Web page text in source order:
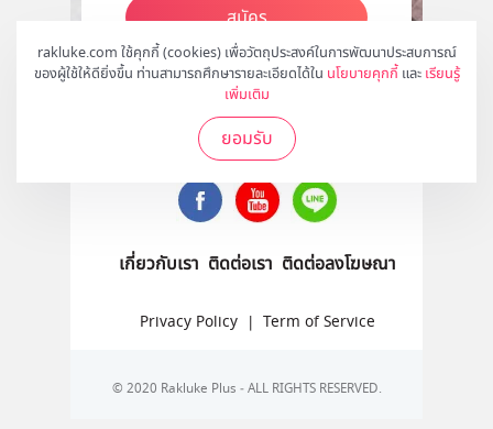
rakluke.com ใช้คุกกี้ (cookies) เพื่อวัตถุประสงค์ในการพัฒนาประสบการณ์
ของผู้ใช้ให้ดียิ่งขึ้น ท่านสามารถศึกษารายละเอียดได้ใน นโยบายคุกกี้ และ เรียนรู้
เพิ่มเติม
ยอมรับ
สมัคร
ติดตามเราได้ที่
เกี่ยวกับเรา ติดต่อเรา ติดต่อลงโฆษณา
Privacy Policy | Term of Service
© 2020 Rakluke Plus - ALL RIGHTS RESERVED.